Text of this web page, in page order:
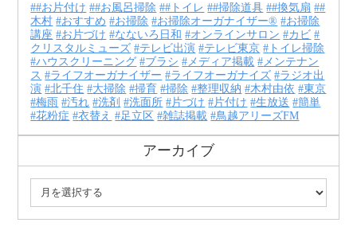
#お片付け #お風呂掃除 #トイレ #掃除道具 #換気扇
#
木村
おすすめ お掃除 お掃除オーガナイザー®
お掃除
講座
お片づけ なないろ日和 オンラインサロン
カビ
クリスタルミューズ
テレビ出演 テレビ東京
トイレ掃除
ハウスクリーニング
ブラシ メディア掲載
メンテナン
ス
ライフオーガナイザー ライフオーガナイズ
ラジオ出
演
北千住 大掃除 掃育 掃除 整理収納 木村由依
東京
梅雨
汚れ 洗剤 洗面所 片づけ 片付け 生放送
簡単
花粉症
衣替え 足立区 雑誌掲載 鳥越アリーズFM
アーカイブ